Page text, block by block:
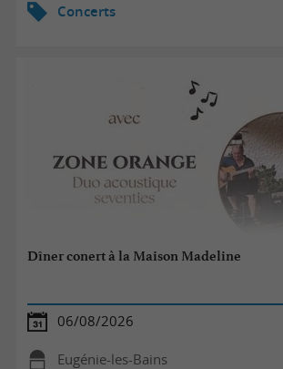
Concerts
Dîner conert à la Maison Madeline
06/08/2026
Eugénie-les-Bains